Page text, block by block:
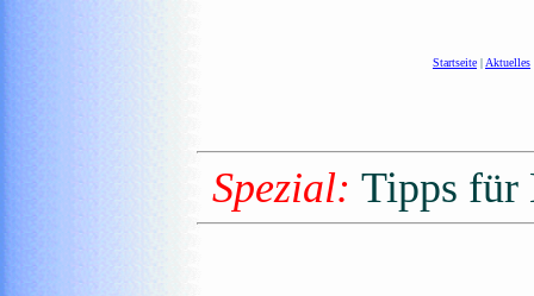
Startseite | Aktuelles
Spezial: Tipps für